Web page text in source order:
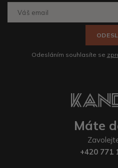
Odesláním souhlasíte se
Máte
+420 771